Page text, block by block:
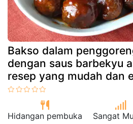
Bakso dalam
dengan saus barbekyu
resep yang mudah dan
Hidangan pembuka Sangat